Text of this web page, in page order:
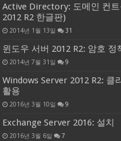
Active Directory: 도메인 컨
2012 R2 한글판)
2014년 1월 13일 31
윈도우 서버 2012 R2: 암호 정
2014년 7월 31일 9
Windows Server 2012 R2: 클
활용
2016년 3월 10일 9
Exchange Server 2016: 설치
2016년 3월 6일 7